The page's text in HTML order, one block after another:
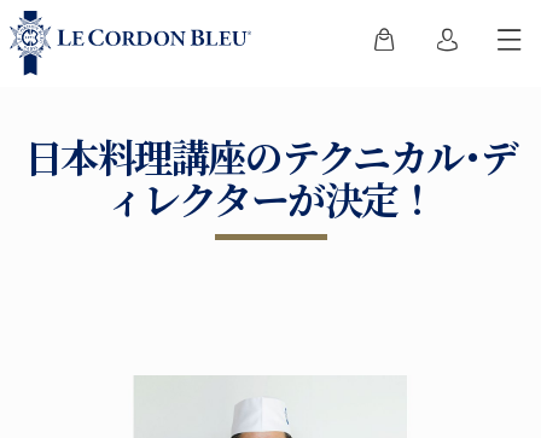
日本料理講座のテクニカル･デ
ィレクターが決定！